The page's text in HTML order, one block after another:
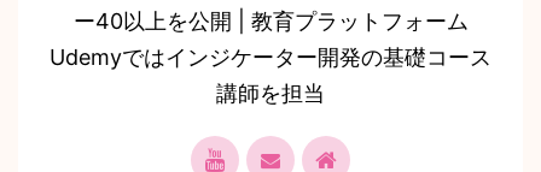
ー40以上を公開 | 教育プラットフォーム
Udemyではインジケーター開発の基礎コース
講師を担当